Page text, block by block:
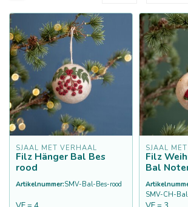
SJAAL MET VERHAAL
Filz Hänger Bal Bes
rood
Artikelnummer:SMV-Bal-Bes-rood
SJAAL
Filz
Bal
SMV-CH-